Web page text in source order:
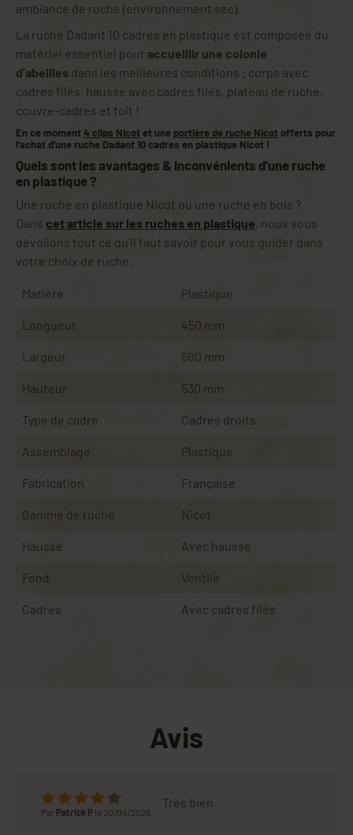
ambiance de ruche (environnement sec)
La ruche Dadant 10 cadres en plastique est composée du
matériel essentiel pour accueillir une colonie
d'abeilles dans les meilleures conditions : corps avec
cadres filés, hausse avec cadres filés, plateau de ruche,
couvre-cadres et toit !
En ce moment4 clips Nicot et une portière de ruche Nicotofferts pour
l'achat d'une ruche Dadant 10 cadres en plastique Nicot !
Quels sont les avantages & inconvénients d'une ruche
en plastique ?
Une ruche en plastique Nicot ou une ruche en bois ?
Dans cet article sur les ruches en plastique, nous vous
dévoilons tout ce qu'il faut savoir pour vous guider dans
votre choix de ruche.
Matière Plastique
Longueur 450 mm
Largeur 500 mm
Hauteur 530 mm
Type de cadre Cadres droits
Assemblage Plastique
Fabrication Française
Gamme de ruche Nicot
Hausse Avec hausse
Fond Ventilé
Cadres Avec cadres filés
Avis
Par Patrick P le 20/04/2026
Très bien